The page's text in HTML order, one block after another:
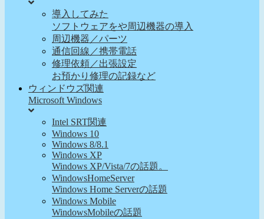
導入してみた
ソフトウェアをや周辺機器の導入
周辺機器／パーツ
通信回線／携帯電話
修理依頼／出張設定
お預かり修理の記録など
ウィンドウズ関連
Microsoft Windows
Intel SRT関連
Windows 10
Windows 8/8.1
Windows XP
Windows XP/Vista/7の話題。
WindowsHomeServer
Windows Home Serverの話題
Windows Mobile
WindowsMobileの話題